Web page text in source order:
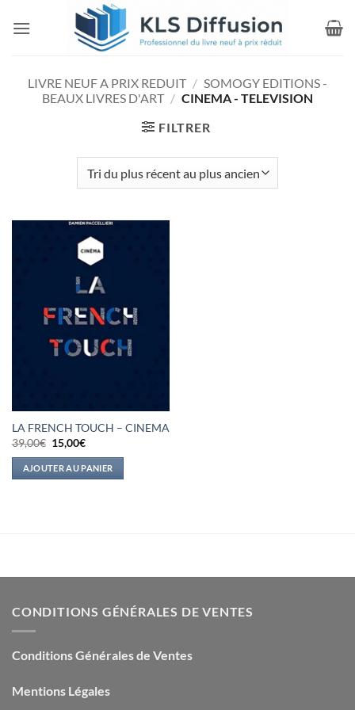
LIVRE NEUF A PRIX REDUIT / SOMOGY EDITIONS -
BEAUX LIVRES D'ART / CINEMA - TELEVISION
FILTRER
LA FRENCH TOUCH – CINEMA
39,00€ Le
prix
initial
était :
39,00€.
15,00€Le
actuel
est :
15,00€.
AJOUTER AU PANIER
CONDITIONS GÉNÉRALES DE VENTES
Conditions Générales de Ventes
Mentions Légales